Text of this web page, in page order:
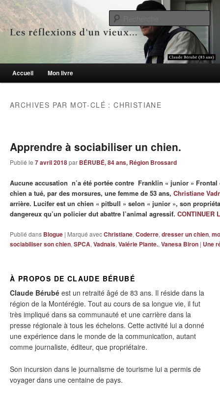
Les réflexions d'un vieux…
Le blogue des aînés de 65 ans et +
Menu principal
Aller au contenu principal
Aller au contenu secondaire
Accueil Mon livre
ARCHIVES PAR MOT-CLÉ :CHRISTIANE
Apprendre à sociabiliser un chien.
Publié le 7 avril 2018par BÉRUBÉ, 84 ans, Région Brossard
Aucune accusation n’a été portée contre Franklin « junior »
chien a tué, par des morsures, une femme de 53 ans, Christiane
arrière. Lucifer est un chien « pitbull » selon « junior », son
dangereux qu’un policier dut abattre l’animal agressif. CONTINUER
Publié dans Blogue | Marqué avecChristiane, Coderre, dresser un chien,
sociabiliser son chien, SPCA, Vadnais, Valérie Plante., Vanesa Biron | Une
À PROPOS DE CLAUDE BÉRUBÉ
Claude Bérubé est un retraité âgé de 83 ans. Il réside dans la
région de la Montérégie. Tout au cours de sa longue vie, il fut
très impliqué dans sa communauté et une carrière dans la
presse régionale à tous les échelons. Cette activité lui a donné
une expérience dans le monde de la communication, autant
comme journaliste, éditeur, que propriétaire.
Son incursion dans le journalisme de tourisme lui a permis de
voyager dans une centaine de pays.